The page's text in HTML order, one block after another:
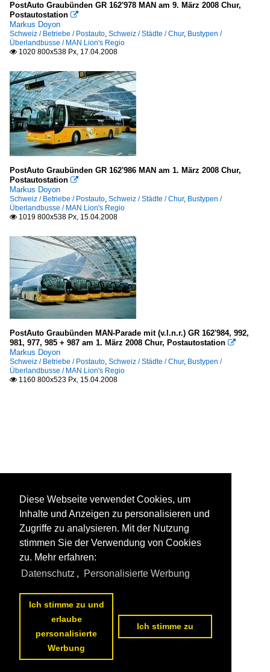
PostAuto Graubünden GR 162'978 MAN am 9. März 2008 Chur,
Postautostation 
Markus Doyon
Schweiz / Betriebe / Postauto, Schweiz / Städte / Chur, Bustypen /
Überlandbusse / MAN Lion's Regio
 1020 800x538 Px, 17.04.2008
PostAuto Graubünden GR 162'986 MAN am 1. März 2008 Chur,
Postautostation 
Markus Doyon
Schweiz / Betriebe / Postauto, Schweiz / Städte / Chur, Bustypen /
Überlandbusse / MAN Lion's Regio
 1019 800x538 Px, 15.04.2008
PostAuto Graubünden MAN-Parade mit (v.l.n.r.) GR 162'984, 992,
981, 977, 985 + 987 am 1. März 2008 Chur, Postautostation 
Markus Doyon
Schweiz / Betriebe / Postauto, Schweiz / Städte / Chur, Bustypen /
Überlandbusse / MAN Lion's Regio
 1160 800x523 Px, 15.04.2008
Diese Webseite verwendet Cookies, um
Inhalte und Anzeigen zu personalisieren und
Zugriffe zu analysieren. Mit der Nutzung
stimmen Sie der Verwendung von Cookies
zu. Mehr erfahren:
Datenschutz , Personalisierte Werbung
Ich stimme zu und
erlaube
personalisierte
Werbung
Ich stimme zu